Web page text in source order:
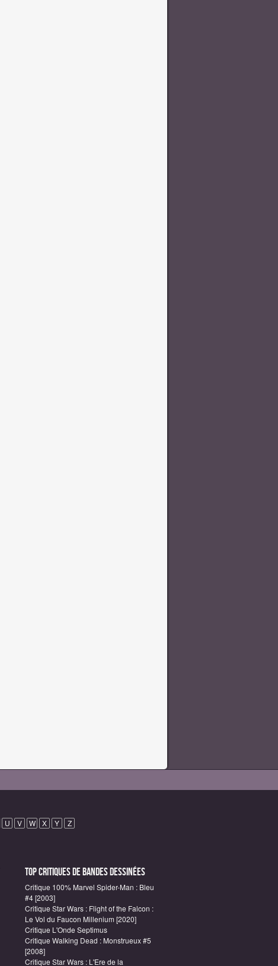
U V W X Y Z
Top critiques de Bandes Dessinées
Critique 100% Marvel Spider-Man : Bleu
#4 [2003]
Critique Star Wars : Flight of the Falcon :
Le Vol du Faucon Millenium [2020]
Critique L'Onde Septimus
Critique Walking Dead : Monstrueux #5
[2008]
Critique Star Wars : L'Ere de la